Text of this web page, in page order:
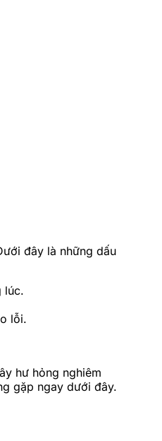
đây là những dấu
lúc.
lỗi.
hư hỏng nghiêm
gặp ngay dưới đây.